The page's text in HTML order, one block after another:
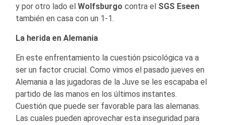
y por otro lado el Wolfsburgo contra el SGS Eseen
también en casa con un 1-1.
La herida en Alemania
En este enfrentamiento la cuestión psicológica va a
ser un factor crucial. Como vimos el pasado jueves en
Alemania a las jugadoras de la Juve se les escapaba el
partido de las manos en los últimos instantes.
Cuestión que puede ser favorable para las alemanas.
Las cuales pueden aprovechar esta inseguridad para